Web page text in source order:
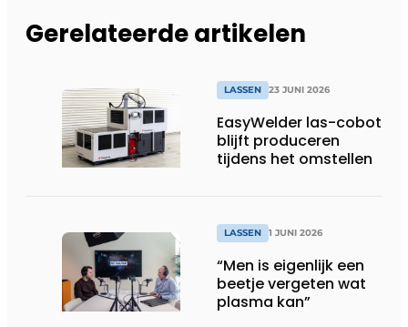
Gerelateerde artikelen
LASSEN 23 JUNI 2026
EasyWelder las-cobot
blijft produceren
tijdens het omstellen
LASSEN 1 JUNI 2026
“Men is eigenlijk een
beetje vergeten wat
plasma kan”